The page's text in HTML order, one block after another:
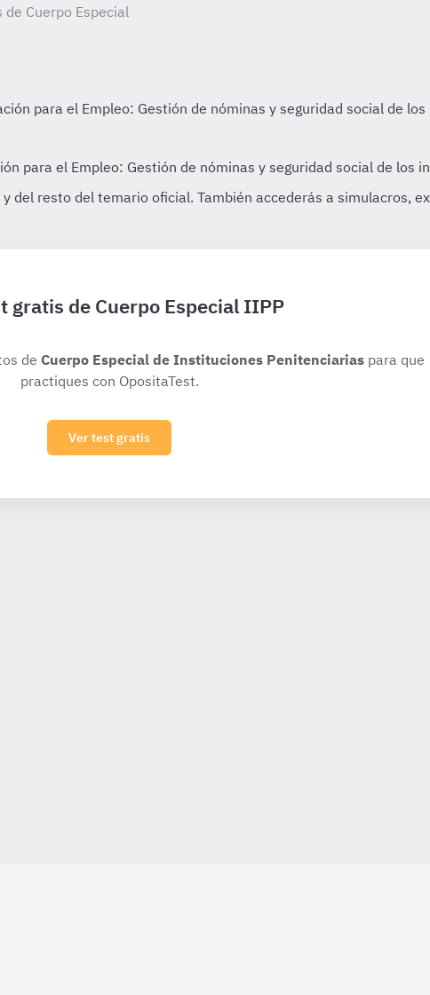
Cuerpo Especial
gratis de Cuerpo Especial IIPP
de Cuerpo Especial de Instituciones Penitenciariaspara que
practiques con OpositaTest.
Ver test gratis